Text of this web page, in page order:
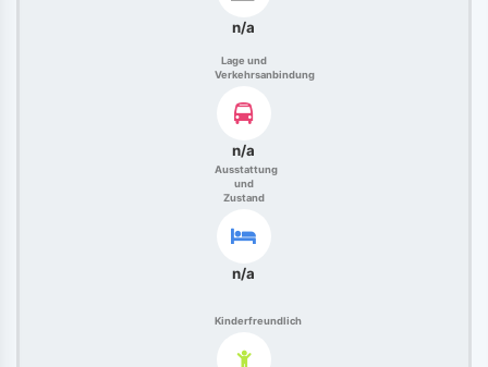
n/a
Lage und
Verkehrsanbindung
n/a
Ausstattung
und
Zustand
n/a
Kinderfreundlich